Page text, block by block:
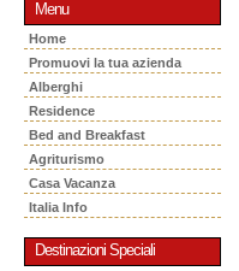
Menu
Home
Promuovi la tua azienda
Alberghi
Residence
Bed and Breakfast
Agriturismo
Casa Vacanza
Italia Info
Destinazioni Speciali